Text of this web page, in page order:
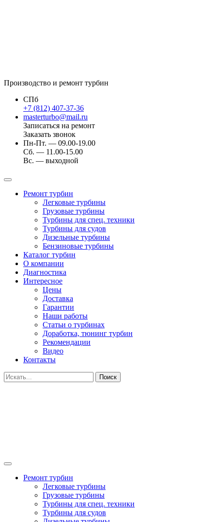
Производство и ремонт турбин
СПб
+7 (812) 407-37-36
masterturbo@mail.ru
Записаться на ремонт
Заказать звонок
Пн-Пт. — 09.00-19.00
Сб. — 11.00-15.00
Вс. — выходной
Ремонт турбин
Легковые турбины
Грузовые турбины
Турбины для спец. техники
Турбины для судов
Дизельные турбины
Бензиновые турбины
Каталог турбин
О компании
Диагностика
Интересное
Цены
Доставка
Гарантии
Наши работы
Статьи о турбинах
Доработка, тюнинг турбин
Рекомендации
Видео
Контакты
Поиск
Ремонт турбин
Легковые турбины
Грузовые турбины
Турбины для спец. техники
Турбины для судов